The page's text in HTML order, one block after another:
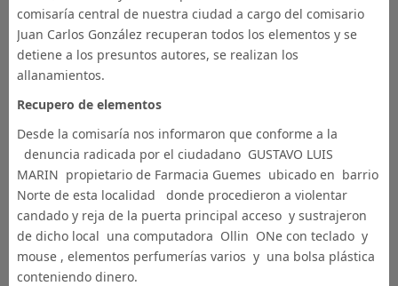
comisaría central de nuestra ciudad a cargo del comisario
Juan Carlos González recuperan todos los elementos y se
detiene a los presuntos autores, se realizan los
allanamientos.
Recupero de elementos
Desde la comisaría nos informaron que conforme a la
denuncia radicada por el ciudadano GUSTAVO LUIS
MARIN propietario de Farmacia Guemes ubicado en barrio
Norte de esta localidad donde procedieron a violentar
candado y reja de la puerta principal acceso y sustrajeron
de dicho local una computadora Ollin ONe con teclado y
mouse , elementos perfumerías varios y una bolsa plástica
conteniendo dinero.